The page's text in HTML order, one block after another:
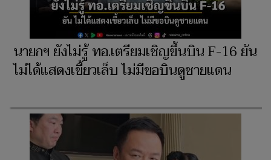
นายกฯ ยังไม่รู้ ทอ.เตรียมเชิญขึ้นบิน F-16 ยัน
ไม่ได้แสดงเขี้ยวเล็บ ไม่มีขอบินดูชายแดน